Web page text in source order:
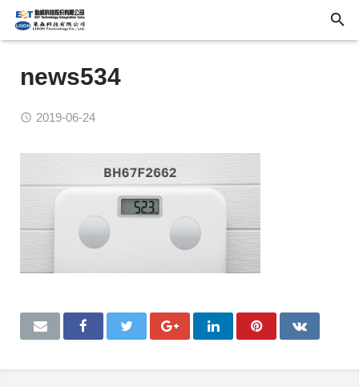
news534
2019-06-24